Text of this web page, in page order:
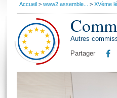
Général
Vous
Accueil www2.assemble... XVème
Autres
Partager